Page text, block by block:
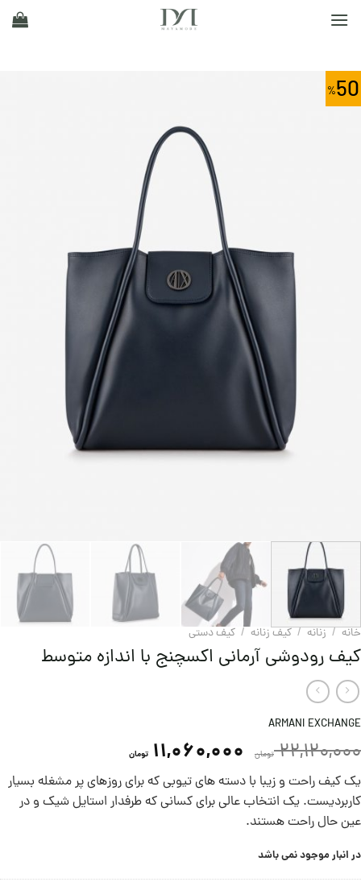
50
خانه / زنانه / کیف زنانه / کيف دستی
کیف رودوشی آرمانی اکسچنج با اندازه متوسط
ARMANI EXCHANGE
22,120,000 تومان 11,060,000 تومان
یک کیف راحت و زیبا با دسته های تیوبی که برای روزهای پر مشغله بسیار
کاربردیست. یک انتخاب عالی برای کسانی که طرفدار استایل شیک و در
عین حال راحت هستند.
در انبار موجود نمی باشد